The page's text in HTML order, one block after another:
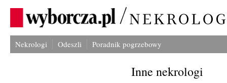
Nekrologi Odeszli Poradnik pogrzebowy
Inne nekrologi